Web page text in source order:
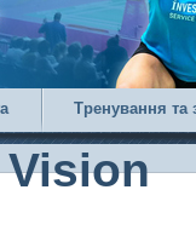
Тренування та